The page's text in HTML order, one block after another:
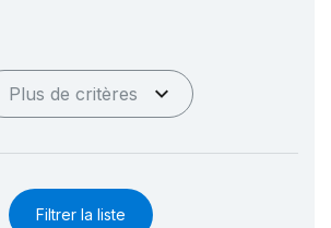
Plus de critères
Filtrer la liste